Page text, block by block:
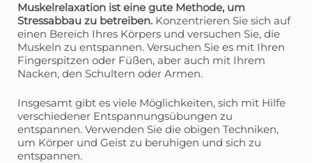
Muskelrelaxation ist eine gute Methode, um
Stressabbau zu betreiben. Konzentrieren Sie sich auf
einen Bereich Ihres Körpers und versuchen Sie, die
Muskeln zu entspannen. Versuchen Sie es mit Ihren
Fingerspitzen oder Füßen, aber auch mit Ihrem
Nacken, den Schultern oder Armen.
Insgesamt gibt es viele Möglichkeiten, sich mit Hilfe
verschiedener Entspannungsübungen zu
entspannen. Verwenden Sie die obigen Techniken,
um Körper und Geist zu beruhigen und sich zu
entspannen.